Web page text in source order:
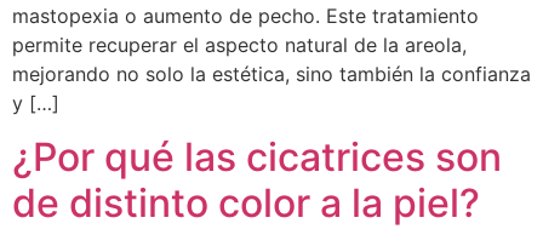
mastopexia o aumento de pecho. Este tratamiento
permite recuperar el aspecto natural de la areola,
mejorando no solo la estética, sino también la confianza
y […]
¿Por qué las cicatrices son
de distinto color a la piel?